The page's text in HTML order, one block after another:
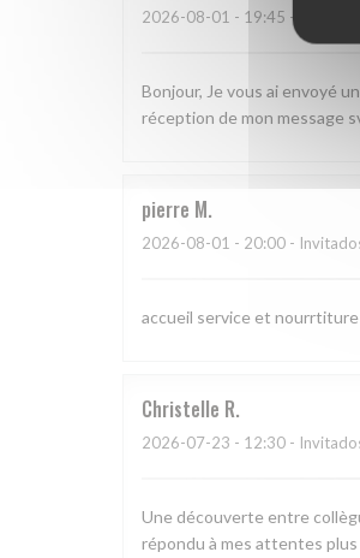
2026-08-01 - 19:45 - Invitados
Bonjour, Je vous ai envoyé
réception de mon message
pierre M
2026-08-01 - 20:00 -
accueil service et
Christelle R
2026-07-23 - 12:30 -
Une découverte entre
répondu à mes attentes